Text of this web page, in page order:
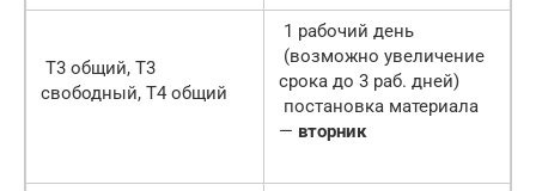
Т3 общий, Т3
свободный, Т4 общий
1 рабочий день
(возможно увеличение
срока до 3 раб. дней)
постановка материала
— вторник